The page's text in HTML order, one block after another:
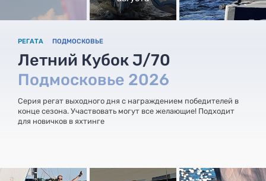
РЕГАТА ПОДМОСКОВЬЕ
Летний Кубок J/70
Подмосковье 2026
Серия регат выходного дня с награждением победителей в
конце сезона. Участвовать могут все желающие! Подходит
для новичков в яхтинге